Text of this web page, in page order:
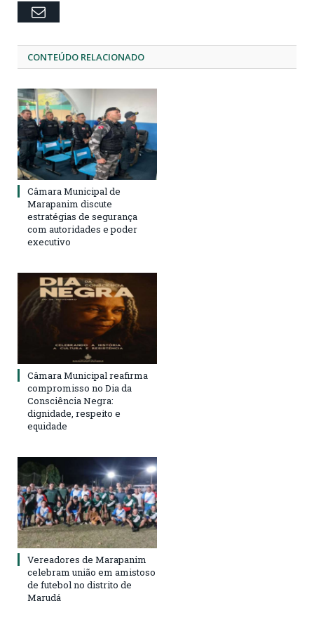
Email
CONTEÚDO RELACIONADO
Câmara Municipal de
Marapanim discute
estratégias de segurança
com autoridades e poder
executivo
Câmara Municipal reafirma
compromisso no Dia da
Consciência Negra:
dignidade, respeito e
equidade
Vereadores de Marapanim
celebram união em amistoso
de futebol no distrito de
Marudá